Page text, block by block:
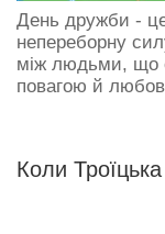
День дружби -
непереборну
між людьми, що
повагою й
Коли